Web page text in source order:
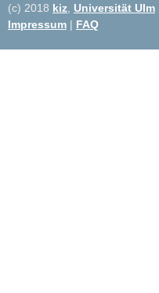
(c) 2018 kiz Universität Ulm
Impressum | FAQ